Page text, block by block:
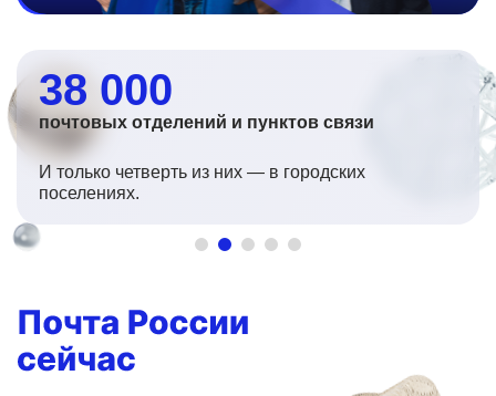
38 000
почтовых отделений и пунктов связи
И только четверть из них — в городских
поселениях.